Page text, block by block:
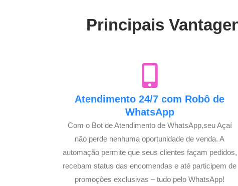
Principais
Atendimento 24/7 com Robô de
WhatsApp
Com o Bot de Atendimento de WhatsApp,seu Açaí
não perde nenhuma oportunidade de venda. A
automação permite que seus clientes façam pedidos,
recebam status das encomendas e até participem de
promoções exclusivas – tudo pelo WhatsApp!